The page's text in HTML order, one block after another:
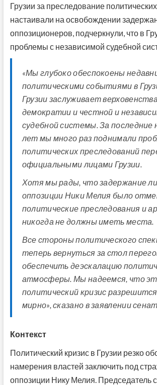
Грузии за преследование
настаивали на освобождении
оппозиционеров, подчеркнули, что в
проблемы с независимой судебной
«Мы глубоко обеспокоены
политическими событиями в
Грузии заслуживает
демократии и честной и
судебной системы. За последние
лет мы много раз поднимали
политических преследований
официальными лицами Грузии.
Хотя мы рады, что задержание
оппозиции Ники Мелия было
политические преследования и
никогда не должны иметь места.
Все стороны политического
теперь вернуться за стол
обеспечить деэскалацию
атмосферы. Мы надеемся, что
политический кризис
мирно», сказано в заявлении
Контекст
Политический кризис в Грузии резко
намерения властей заключить под
оппозиции Нику Мелия. Председатель